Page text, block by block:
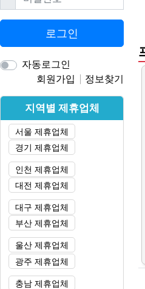
로그인
자동로그인
회원가입
정보찾기
지역별 제휴업체
서울 제휴업체
경기 제휴업체
인천 제휴업체
대전 제휴업체
대구 제휴업체
부산 제휴업체
울산 제휴업체
광주 제휴업체
충남 제휴업체